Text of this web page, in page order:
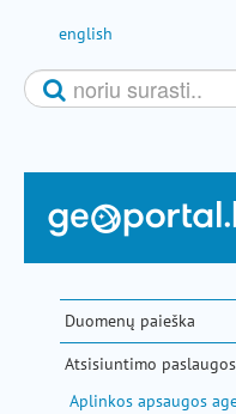
english
Duomenų paieška
Atsisiuntimo paslaugos
Aplinkos apsaugos